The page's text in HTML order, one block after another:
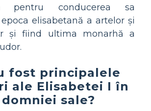
pentru conducerea sa
elisabetană a artelor și
și fiind ultima monarhă a
fost principalele
ale Elisabetei I în
sale?